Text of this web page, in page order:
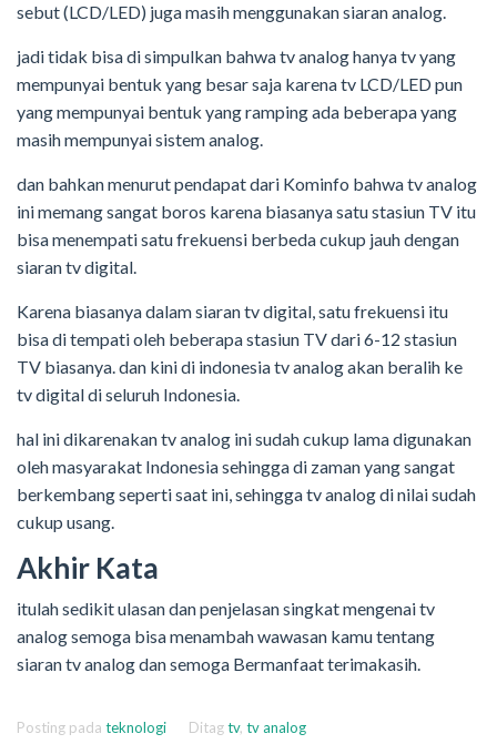
sebut (LCD/LED) juga masih menggunakan siaran analog.
jadi tidak bisa di simpulkan bahwa tv analog hanya tv yang
mempunyai bentuk yang besar saja karena tv LCD/LED pun
yang mempunyai bentuk yang ramping ada beberapa yang
masih mempunyai sistem analog.
dan bahkan menurut pendapat dari Kominfo bahwa tv analog
ini memang sangat boros karena biasanya satu stasiun TV itu
bisa menempati satu frekuensi berbeda cukup jauh dengan
siaran tv digital.
Karena biasanya dalam siaran tv digital, satu frekuensi itu
bisa di tempati oleh beberapa stasiun TV dari 6-12 stasiun
TV biasanya. dan kini di indonesia tv analog akan beralih ke
tv digital di seluruh Indonesia.
hal ini dikarenakan tv analog ini sudah cukup lama digunakan
oleh masyarakat Indonesia sehingga di zaman yang sangat
berkembang seperti saat ini, sehingga tv analog di nilai sudah
cukup usang.
Akhir Kata
itulah sedikit ulasan dan penjelasan singkat mengenai tv
analog semoga bisa menambah wawasan kamu tentang
siaran tv analog dan semoga Bermanfaat terimakasih.
Posting pada teknologi Ditagtv, tv analog